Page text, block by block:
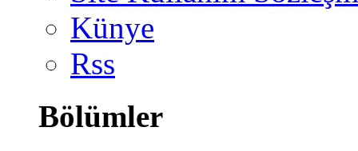
Künye
Rss
Bölümler